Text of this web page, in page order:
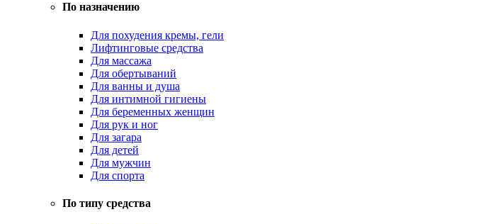
По назначению
Для похудения кремы, гели
Лифтинговые средства
Для массажа
Для обертываний
Для ванны и душа
Для интимной гигиены
Для беременных женщин
Для рук и ног
Для загара
Для детей
Для мужчин
Для спорта
По типу средства